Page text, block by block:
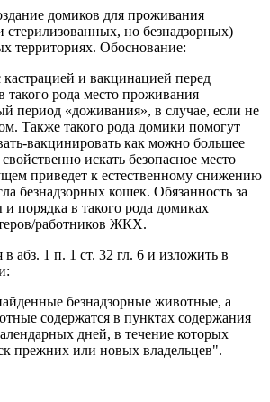
домиков для проживания
но безнадзорных)
территориях. Обоснование:
и вакцинацией перед
рода место проживания
период «доживания», в случае, если не
Также такого рода домики помогут
вакцинировать как можно большее
искать безопасное место
приведет к естественному снижению
безнадзорных кошек. Обязанность за
порядка в такого рода домиках
работников ЖКХ.
абз. 1 п. 1 ст. 32 гл. 6 и изложить в
безнадзорные животные, а
содержатся в пунктах содержания
дней, в течение которых
прежних или новых владельцев".